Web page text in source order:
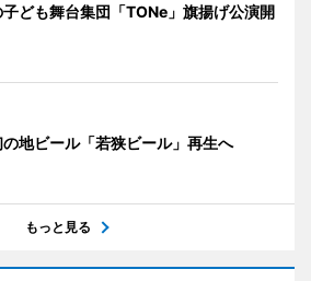
ども舞台集団「TONe」旗揚げ公演開
地ビール「若狭ビール」再生へ
もっと見る